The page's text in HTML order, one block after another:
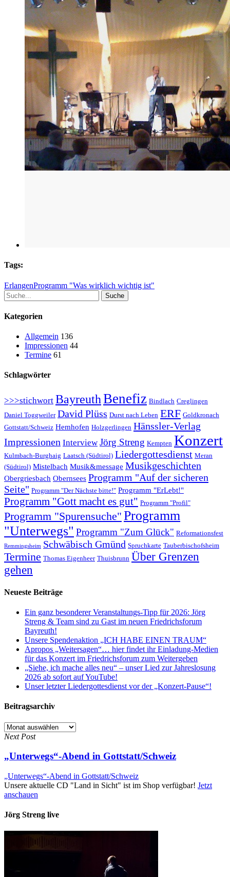
Tags:
ErlangenProgramm "Was wirklich wichtig ist"
Suche
Kategorien
Allgemein 136
Impressionen 44
Termine 61
Schlagwörter
>>>stichwort BayreuthBenefiz Bindlach Creglingen
Daniel Toggweiler David Plüss Durst nach Leben ERF Goldkronach
Gottstatt/Schweiz Hemhofen Holzgerlingen Hänssler-Verlag
Impressionen Interview Jörg Streng Kempten Konzert
Kulmbach-Burghaig Laatsch (Südtirol) Liedergottesdienst Meran
(Südtirol) Mistelbach Musik&message Musikgeschichten
Obergriesbach Obernsees Programm "Auf der sicheren
Seite" Programm "Der Nächste bitte!" Programm "ErLebt!"
Programm "Gott macht es gut" Programm "Profil"
Programm "Spurensuche" Programm
"Unterwegs" Programm "Zum Glück" Reformationsfest
Remmingsheim Schwäbisch Gmünd Spruchkarte Tauberbischofsheim
Termine Thomas Eigenheer Thuisbrunn Über Grenzen
gehen
Neueste Beiträge
Ein ganz besonderer Veranstaltungs-Tipp für 2026: Jörg
Streng & Team sind zu Gast im neuen Friedrichsforum
Bayreuth!
Unsere Spendenaktion „ICH HABE EINEN TRAUM“
Apropos „Weitersagen“… hier findet ihr Einladung-Medien
für das Konzert im Friedrichsforum zum Weitergeben
„Siehe, ich mache alles neu“ – unser Lied zur Jahreslosung
2026 ab sofort auf YouTube!
Unser letzter Liedergottesdienst vor der „Konzert-Pause“!
Beitragsarchiv
Beitragsarchiv
Next Post
„Unterwegs“-Abend in Gottstatt/Schweiz
„Unterwegs“-Abend in Gottstatt/Schweiz
Unsere aktuelle CD "Land in Sicht" ist im Shop verfügbar! Jetzt
anschauen
Jörg Streng live